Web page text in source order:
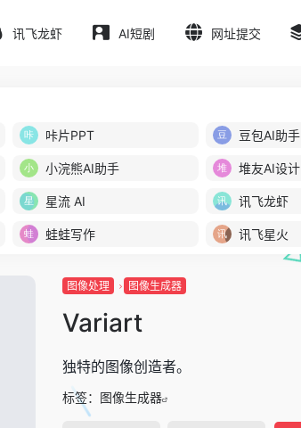
讯飞龙虾 AI短剧 网址提交
咔片PPT 豆包AI助手
小浣熊AI助手 堆友AI设计
星流 AI 讯飞龙虾
蛙蛙写作 讯飞星火
图像处理 图像生成器
Variart
独特的图像创造者。
标签： 图像生成器